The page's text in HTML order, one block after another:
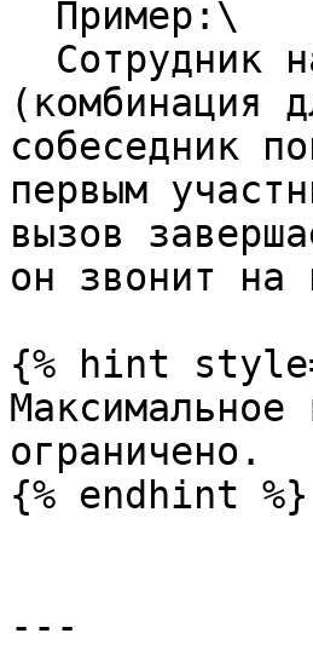
(комбинация
собеседник
первым
вызов
он звонит на
{% hint
Максимальное
ограничено.
{% endhint %}
---